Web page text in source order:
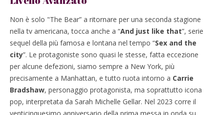
Non è solo "The Bear” a ritornare per una seconda stagione
nella tv americana, tocca anche a “And just like that”, serie
sequel della più famosa e lontana nel tempo “Sex and the
city”. Le protagoniste sono quasi le stesse, fatta eccezione
per alcune defezioni, siamo sempre a New York, più
precisamente a Manhattan, e tutto ruota intorno a Carrie
Bradshaw, personaggio protagonista, ma soprattutto icona
pop, interpretata da Sarah Michelle Gellar. Nel 2023 corre il